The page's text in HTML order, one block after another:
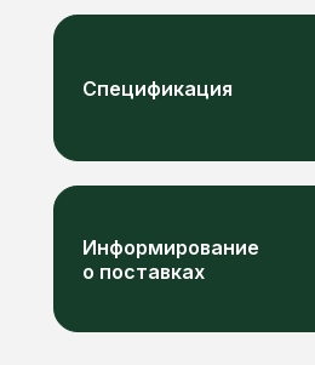
Спецификация
Информирование
о поставках